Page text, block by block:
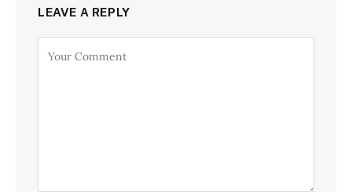
LEAVE A REPLY